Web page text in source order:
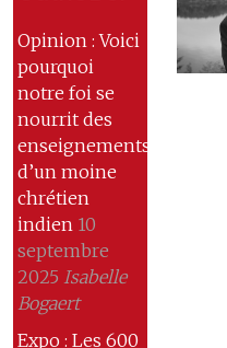
Opinion : Voici
pourquoi
notre foi se
nourrit des
enseignements
d’un moine
chrétien
indien 10
septembre
2025 Isabelle
Bogaert
Expo : Les 600